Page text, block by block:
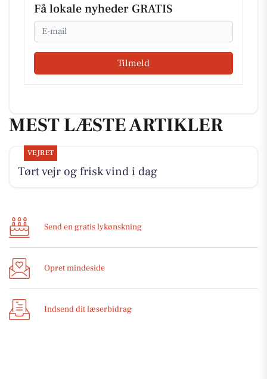
Få lokale nyheder GRATIS
Email
Tilmeld
MEST LÆSTE ARTIKLER
VEJRET
Tørt vejr og frisk vind i dag
Send en gratis lykønskning
Opret mindeside
Indsend dit læserbidrag